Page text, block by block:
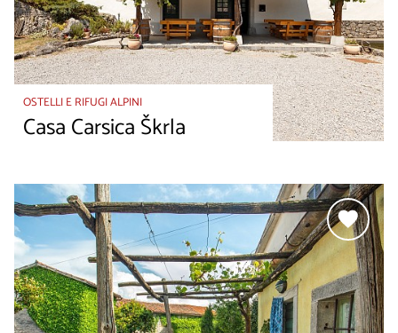
OSTELLI E RIFUGI ALPINI
Casa Carsica Škrla